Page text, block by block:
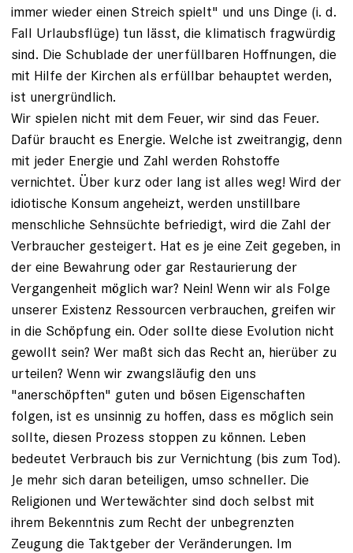
immer wieder einen Streich spielt" und uns Dinge (i. d.
Fall Urlaubsflüge) tun lässt, die klimatisch fragwürdig
sind. Die Schublade der unerfüllbaren Hoffnungen, die
mit Hilfe der Kirchen als erfüllbar behauptet werden,
ist unergründlich.
Wir spielen nicht mit dem Feuer, wir sind das Feuer.
Dafür braucht es Energie. Welche ist zweitrangig, denn
mit jeder Energie und Zahl werden Rohstoffe
vernichtet. Über kurz oder lang ist alles weg! Wird der
idiotische Konsum angeheizt, werden unstillbare
menschliche Sehnsüchte befriedigt, wird die Zahl der
Verbraucher gesteigert. Hat es je eine Zeit gegeben, in
der eine Bewahrung oder gar Restaurierung der
Vergangenheit möglich war? Nein! Wenn wir als Folge
unserer Existenz Ressourcen verbrauchen, greifen wir
in die Schöpfung ein. Oder sollte diese Evolution nicht
gewollt sein? Wer maßt sich das Recht an, hierüber zu
urteilen? Wenn wir zwangsläufig den uns
"anerschöpften" guten und bösen Eigenschaften
folgen, ist es unsinnig zu hoffen, dass es möglich sein
sollte, diesen Prozess stoppen zu können. Leben
bedeutet Verbrauch bis zur Vernichtung (bis zum Tod).
Je mehr sich daran beteiligen, umso schneller. Die
Religionen und Wertewächter sind doch selbst mit
ihrem Bekenntnis zum Recht der unbegrenzten
Zeugung die Taktgeber der Veränderungen. Im